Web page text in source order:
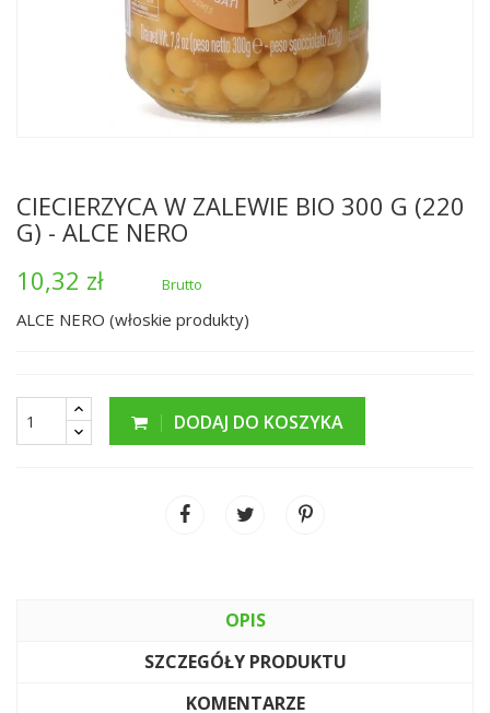
CIECIERZYCA W ZALEWIE BIO 300 G (220
G) - ALCE NERO
10,32 zł
Brutto
ALCE NERO (włoskie produkty)
DODAJ DO KOSZYKA
OPIS
SZCZEGÓŁY PRODUKTU
KOMENTARZE